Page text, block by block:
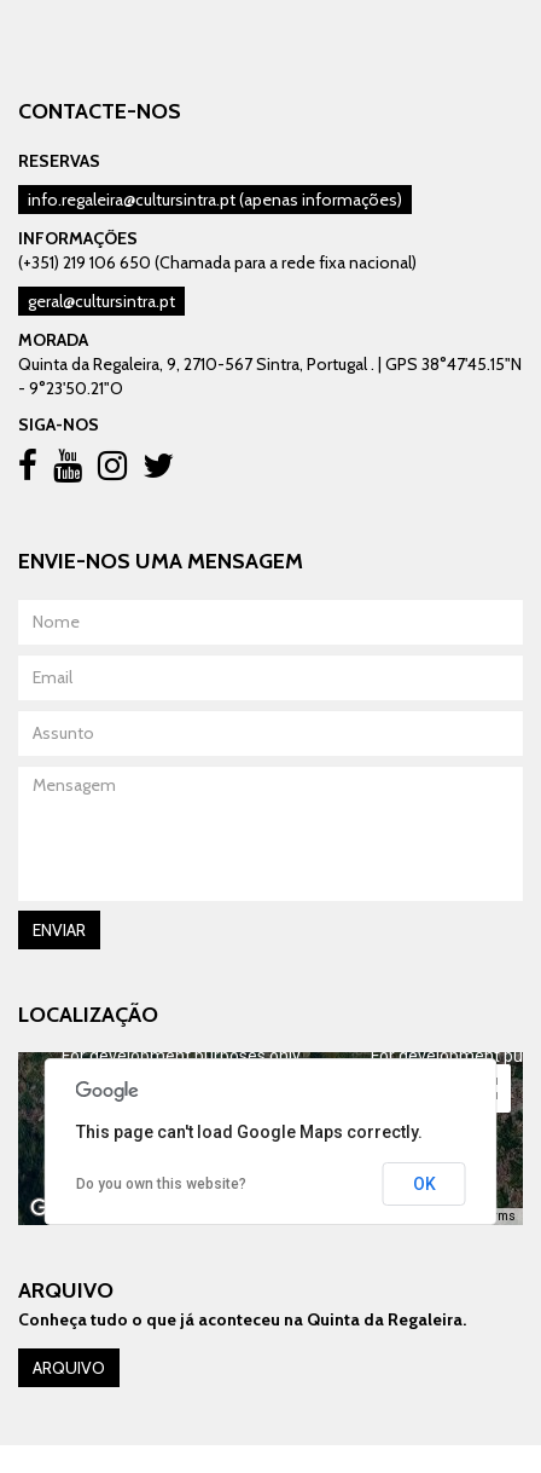
CONTACTE-NOS
RESERVAS
info.regaleira@cultursintra.pt(apenas informações)
INFORMAÇÕES
(+351) 219 106 650 (Chamada para a rede fixa nacional)
geral@cultursintra.pt
MORADA
Quinta da Regaleira, 9, 2710-567 Sintra, Portugal . | GPS 38°47'45.15"N
- 9°23'50.21"O
SIGA-NOS
ENVIE-NOS UMA MENSAGEM
Mensagem
ENVIAR
LOCALIZAÇÃO
For development purposes only
For development purposes only For development
Terms
This page can't load Google Maps correctly.
Do you own this website? OK
ARQUIVO
Conheça tudo o que já aconteceu na Quinta da Regaleira.
ARQUIVO